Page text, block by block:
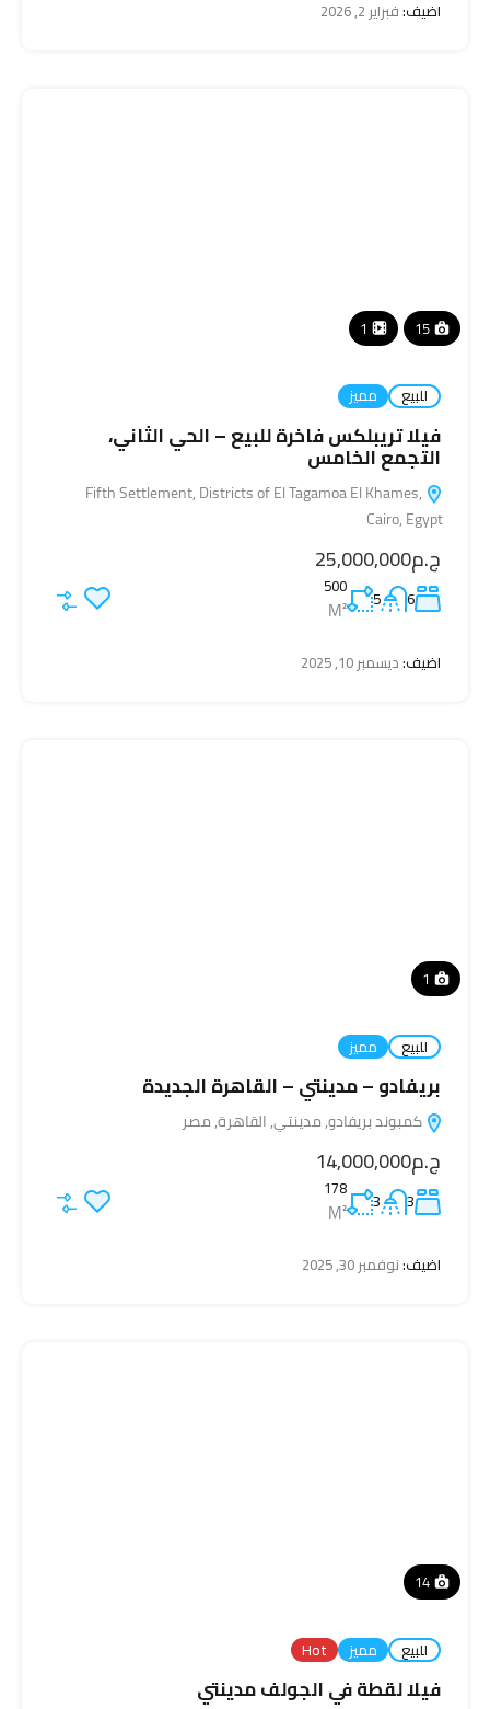
اضيف:فبراير 2, 2026
15
1
للبيع مميز
فيلا تريبلكس فاخرة للبيع – الحي الثاني،
التجمع الخامس
Fifth Settlement, Districts of El Tagamoa El Khames,
Cairo, Egypt
ج.م25,000,000
6
5
500
M²
اضيف:ديسمبر 10, 2025
1
للبيع مميز
بريفادو – مدينتي – القاهرة الجديدة
كمبوند بريفادو, مدينتي, القاهرة, مصر
ج.م14,000,000
3
3
178
M²
اضيف:نوفمبر 30, 2025
14
للبيع مميز Hot
فيلا لقطة في الجولف مدينتي